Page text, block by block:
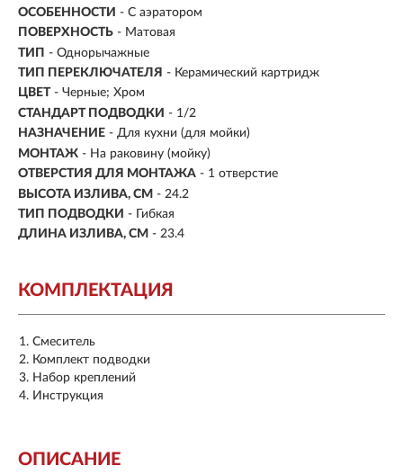
ОСОБЕННОСТИ - С аэратором
ПОВЕРХНОСТЬ - Матовая
ТИП - Однорычажные
ТИП ПЕРЕКЛЮЧАТЕЛЯ - Керамический картридж
ЦВЕТ - Черные; Хром
СТАНДАРТ ПОДВОДКИ - 1/2
НАЗНАЧЕНИЕ - Для кухни (для мойки)
МОНТАЖ - На раковину (мойку)
ОТВЕРСТИЯ ДЛЯ МОНТАЖА - 1 отверстие
ВЫСОТА ИЗЛИВА, СМ - 24.2
ТИП ПОДВОДКИ -
Гибкая
ДЛИНА ИЗЛИВА, СМ - 23.4
КОМПЛЕКТАЦИЯ
Смеситель
Комплект подводки
Набор креплений
Инструкция
ОПИСАНИЕ